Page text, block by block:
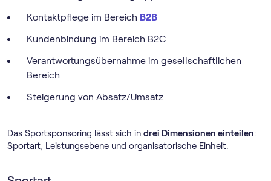
Kontaktpflege im Bereich B2B
Kundenbindung im Bereich B2C
Verantwortungsübernahme im gesellschaftlichen
Bereich
Steigerung von Absatz/Umsatz
Das Sportsponsoring lässt sich in drei Dimensionen einteilen:
Sportart, Leistungsebene und organisatorische Einheit.